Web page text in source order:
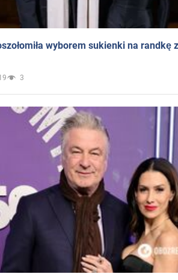
wyborem sukienki na randkę
3